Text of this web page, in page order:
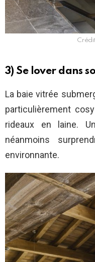
3) Se lover dans
La baie vitrée
particulièrement
rideaux en laine.
néanmoins
environnante.